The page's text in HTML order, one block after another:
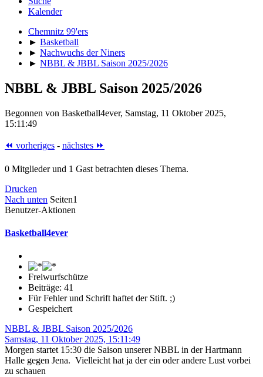
Kalender
Chemnitz 99'ers
► Basketball
► Nachwuchs der Niners
► NBBL & JBBL Saison 2025/2026
NBBL & JBBL Saison 2025/2026
Begonnen von Basketball4ever, Samstag, 11 Oktober 2025,
15:11:49
⏪ vorheriges - nächstes ⏩
0 Mitglieder und 1 Gast betrachten dieses Thema.
Drucken
Nach unten Seiten1
Benutzer-Aktionen
Basketball4ever
Freiwurfschütze
Beiträge: 41
Für Fehler und Schrift haftet der Stift. ;)
Gespeichert
NBBL & JBBL Saison 2025/2026
Samstag, 11 Oktober 2025, 15:11:49
Morgen startet 15:30 die Saison unserer NBBL in der Hartmann
Halle gegen Jena. Vielleicht hat ja der ein oder andere Lust vorbei
zu schauen